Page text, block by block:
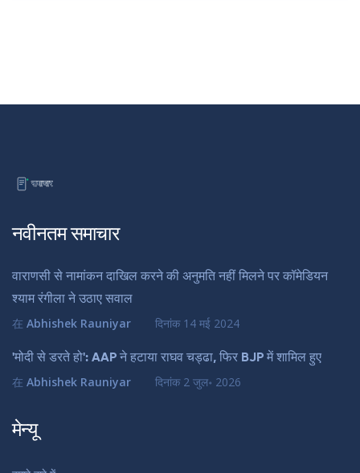
नवीनतम समाचार
वाराणसी से नामांकन दाखिल करने की अनुमति नहीं मिलने पर कॉमेडियन
श्याम रंगीला ने उठाए सवाल
在 Abhishek Rauniyar दिनांक 14 मई 2024
'मोदी से डरते हो': AAP ने हटाया राघव चड्ढा, फिर BJP में शामिल हुए
在 Abhishek Rauniyar दिनांक 2 जुल॰ 2026
मेन्यू